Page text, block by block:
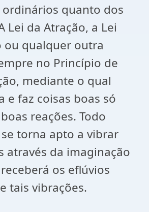
quanto dos
Lei da Atração, a Lei
ou qualquer outra
no Princípio de
mediante o qual
e faz coisas boas só
reações. Todo
torna apto a vibrar
através da imaginação
os eflúvios
tais vibrações.